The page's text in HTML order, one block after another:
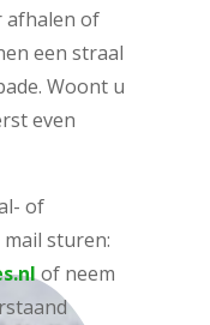
afhalen of
een straal
Woont u
even
of
sturen:
of neem